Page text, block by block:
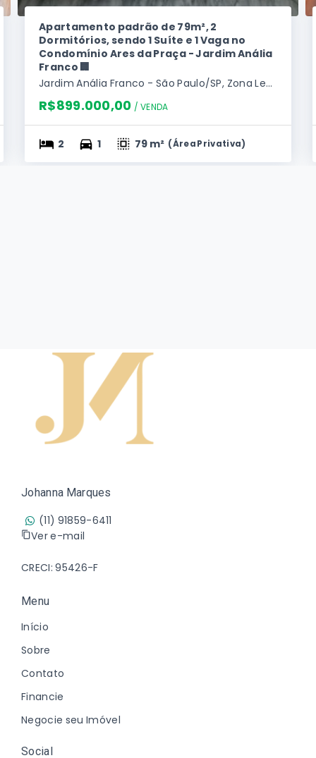
Apartamento padrão de 79m², 2
Dormitórios, sendo 1 Suíte e 1 Vaga no
Condomínio Ares da Praça - Jardim Anália
Franco 🏢
Jardim Anália Franco - São Paulo/SP, Zona Leste
R$899.000,00 / VENDA
2 1 79 m² (Área Privativa)
Johanna Marques
(11) 91859-6411
Ver e-mail
CRECI: 95426-F
Menu
Início
Sobre
Contato
Financie
Negocie seu Imóvel
Social